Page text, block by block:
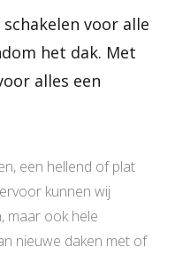
voor alle
het dak. Met
alles een
een hellend of plat
kunnen wij
maar ook hele
nieuwe daken met of